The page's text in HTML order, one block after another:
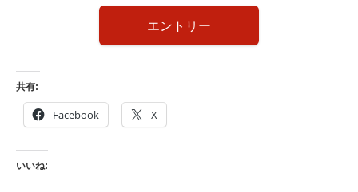
エントリー
共有:
Facebook X
いいね: